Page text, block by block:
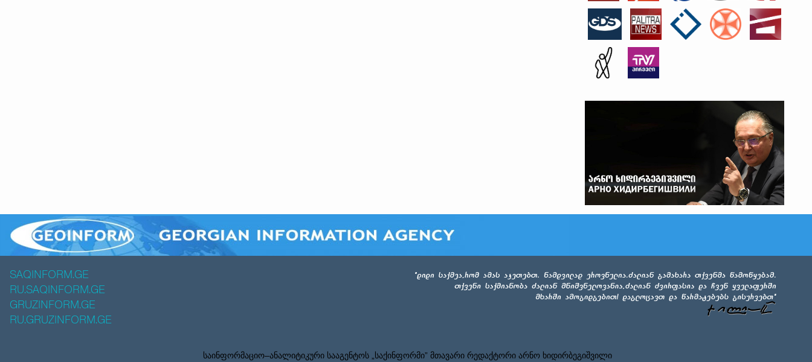
SAQINFORM.GE
RU.SAQINFORM.GE
GRUZINFORM.GE
RU.GRUZINFORM.GE
საინფორმაციო–ანალიტიკური სააგენტოს „საქინფორმი” მთავარი რედაქტორი არნო ხიდირბეგიშვილი